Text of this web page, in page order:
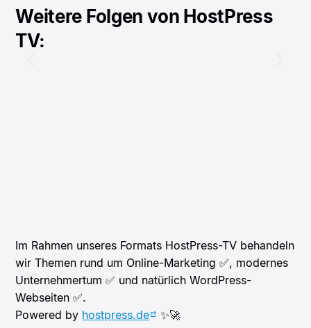
Weitere Folgen von HostPress
TV:
Im Rahmen unseres Formats HostPress-TV behandeln
wir Themen rund um Online-Marketing ✅, modernes
Unternehmertum ✅ und natürlich WordPress-
Webseiten ✅.
Powered by hostpress.de ✨🚀